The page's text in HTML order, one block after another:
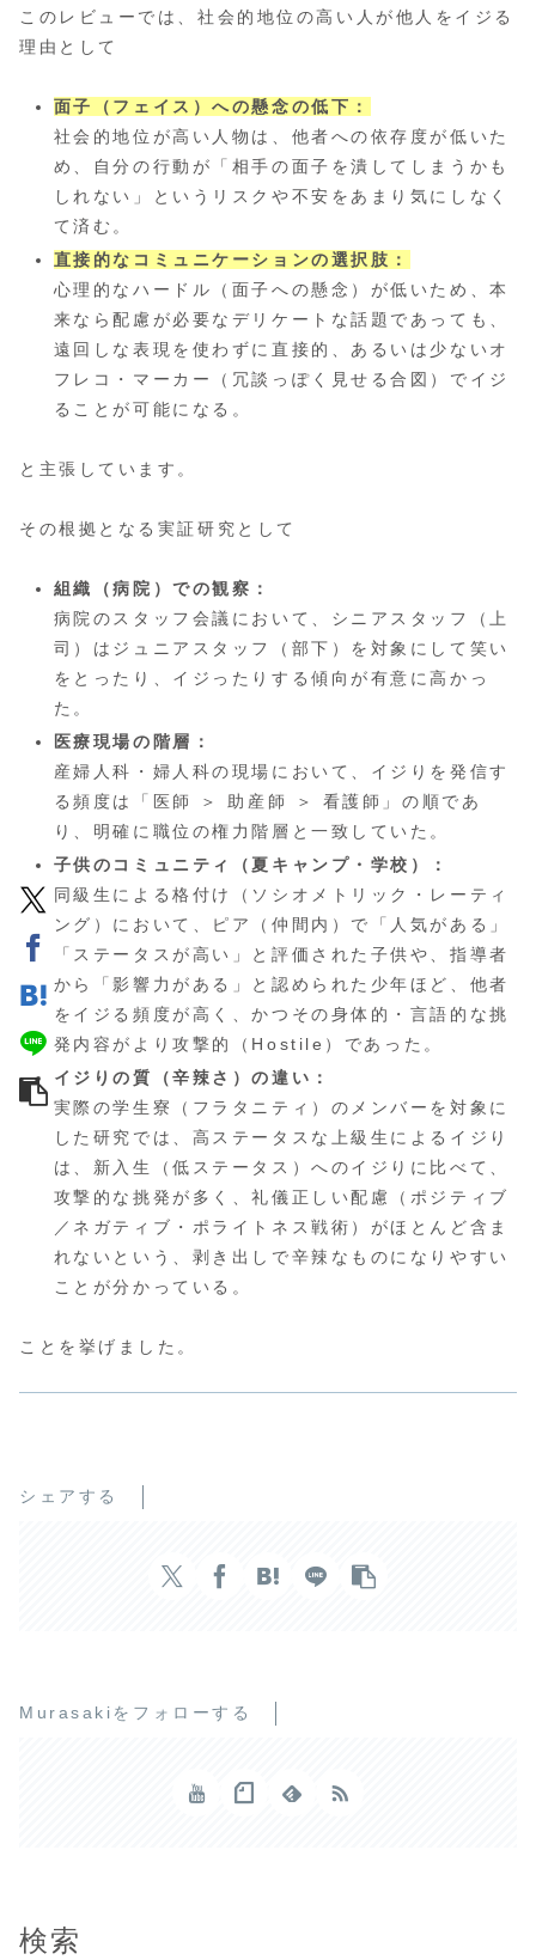
このレビューでは、社会的地位の高い人が他人をイジる
理由として
面子（フェイス）への懸念の低下：
社会的地位が高い人物は、他者への依存度が低いた
め、自分の行動が「相手の面子を潰してしまうかも
しれない」というリスクや不安をあまり気にしなく
て済む。
直接的なコミュニケーションの選択肢：
心理的なハードル（面子への懸念）が低いため、本
来なら配慮が必要なデリケートな話題であっても、
遠回しな表現を使わずに直接的、あるいは少ないオ
フレコ・マーカー（冗談っぽく見せる合図）でイジ
ることが可能になる。
と主張しています。
その根拠となる実証研究として
組織（病院）での観察：
病院のスタッフ会議において、シニアスタッフ（上
司）はジュニアスタッフ（部下）を対象にして笑い
をとったり、イジったりする傾向が有意に高かっ
た。
医療現場の階層：
産婦人科・婦人科の現場において、イジりを発信す
る頻度は「医師 ＞ 助産師 ＞ 看護師」の順であ
り、明確に職位の権力階層と一致していた。
子供のコミュニティ（夏キャンプ・学校）：
同級生による格付け（ソシオメトリック・レーティ
ング）において、ピア（仲間内）で「人気がある」
「ステータスが高い」と評価された子供や、指導者
から「影響力がある」と認められた少年ほど、他者
をイジる頻度が高く、かつその身体的・言語的な挑
発内容がより攻撃的（Hostile）であった。
イジりの質（辛辣さ）の違い：
実際の学生寮（フラタニティ）のメンバーを対象に
した研究では、高ステータスな上級生によるイジり
は、新入生（低ステータス）へのイジりに比べて、
攻撃的な挑発が多く、礼儀正しい配慮（ポジティブ
／ネガティブ・ポライトネス戦術）がほとんど含ま
れないという、剥き出しで辛辣なものになりやすい
ことが分かっている。
ことを挙げました。
シェアする
Murasakiをフォローする
検索